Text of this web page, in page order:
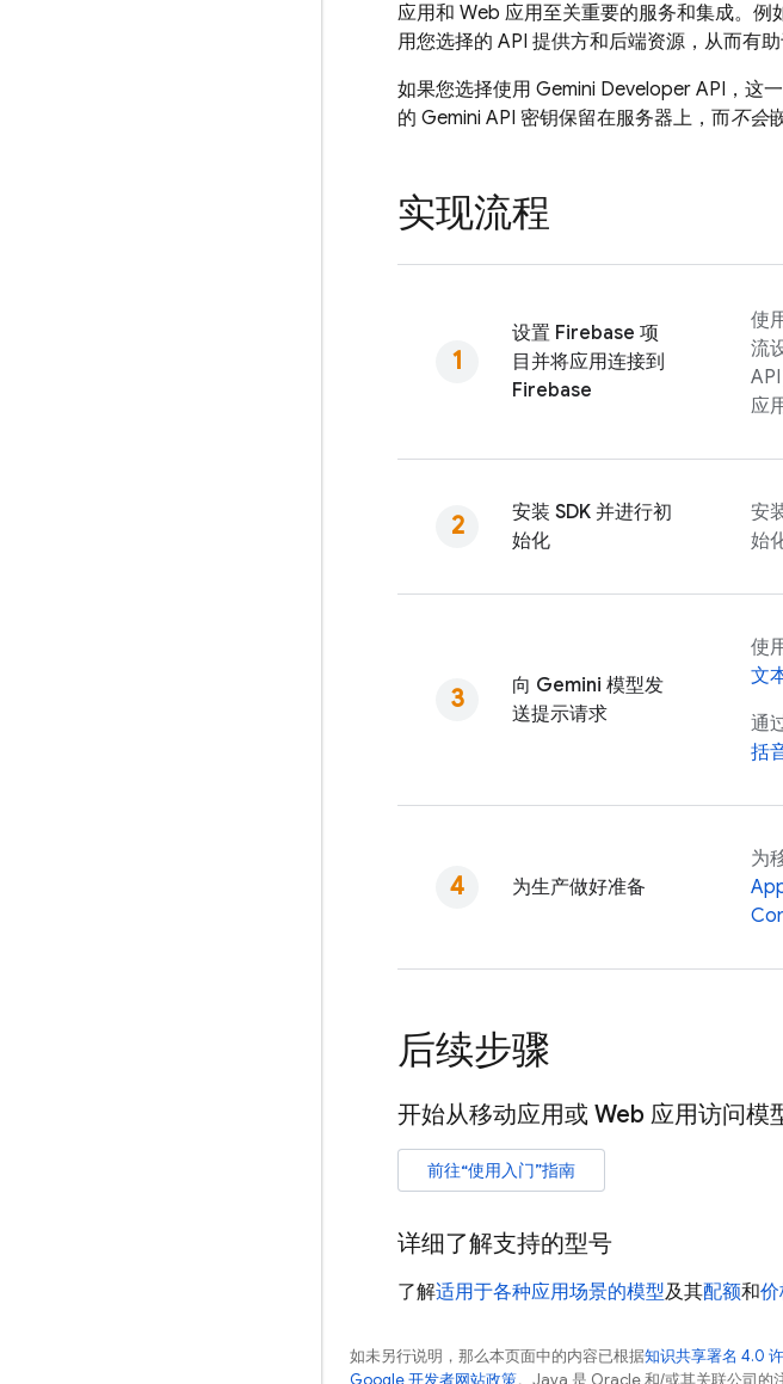
应用和 Web 应用至关重要的服务和集成。例
用您选择的 API 提供方和后端资源，从而有助
如果您选择使用 Gemini Developer API ，这
的 Gemini API 密钥保留在服务器上，而不会
实现流程
设置 Firebase 项
目并将应用连接到
Firebase
使
流
应
安装 SDK 并进行初
始化
安
始
向 Gemini 模型发
送提示请求
使
文
通
括
为生产做好准备
为
后续步骤
开始从移动应用或 Web 应用访问模
前往“使用入门”指南
详细了解支持的型号
了解适用于各种应用场景的模型及其配额和价
如未另行说明，那么本页面中的内容已根据知识共享署名 4.0
Google 开发者网站政策。Java 是 Oracle 和/或其关联公司的